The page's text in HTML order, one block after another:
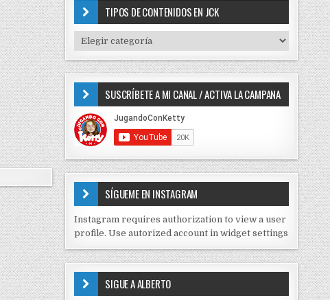
o
r
:
TIPOS DE CONTENIDOS EN JCK
I
P
D
E
C
N
T
I
D
S
E
SUSCRÍBETE A MI CANAL / ACTIVA LA CAMPANA
SÍGUEME EN INSTAGRAM
Instagram requires authorization to view a user
profile. Use autorized account in widget settings
SIGUE A ALBERTO